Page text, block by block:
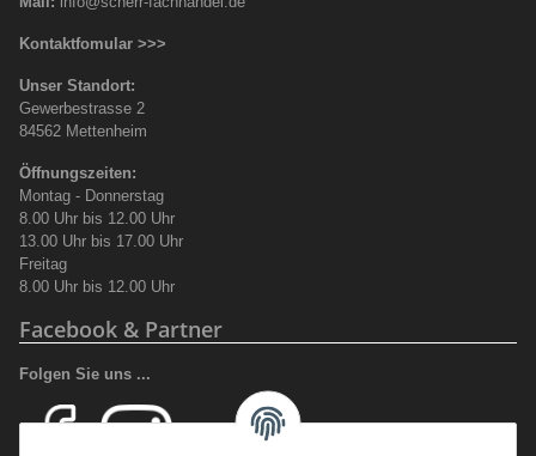
Kontaktfomular >>>
Unser Standort:
Gewerbestrasse 2
84562 Mettenheim
Öffnungszeiten:
Montag - Donnerstag
8.00 Uhr bis 12.00 Uhr
13.00 Uhr bis 17.00 Uhr
Freitag
8.00 Uhr bis 12.00 Uhr
Facebook & Partner
Folgen Sie uns ...